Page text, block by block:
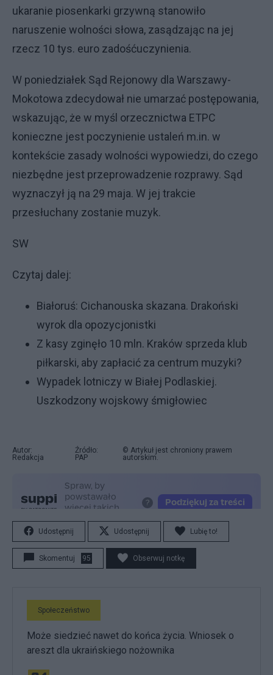
ukaranie piosenkarki grzywną stanowiło
naruszenie wolności słowa, zasądzając na jej
rzecz 10 tys. euro zadośćuczynienia.
W poniedziałek Sąd Rejonowy dla Warszawy-
Mokotowa zdecydował nie umarzać postępowania,
wskazując, że w myśl orzecznictwa ETPC
konieczne jest poczynienie ustaleń m.in. w
kontekście zasady wolności wypowiedzi, do czego
niezbędne jest przeprowadzenie rozprawy. Sąd
wyznaczył ją na 29 maja. W jej trakcie
przesłuchany zostanie muzyk.
SW
Czytaj dalej:
Białoruś: Cichanouska skazana. Drakoński
wyrok dla opozycjonistki
Z kasy zginęło 10 mln. Kraków sprzeda klub
piłkarski, aby zapłacić za centrum muzyki?
Wypadek lotniczy w Białej Podlaskiej.
Uszkodzony wojskowy śmigłowiec
Autor:
Redakcja
Źródło:
PAP
© Artykuł jest chroniony prawem
autorskim.
Udostępnij Udostępnij Lubię to!
Skomentuj 95 Obserwuj notkę
Społeczeństwo
Może siedzieć nawet do końca życia. Wniosek o
areszt dla ukraińskiego nożownika